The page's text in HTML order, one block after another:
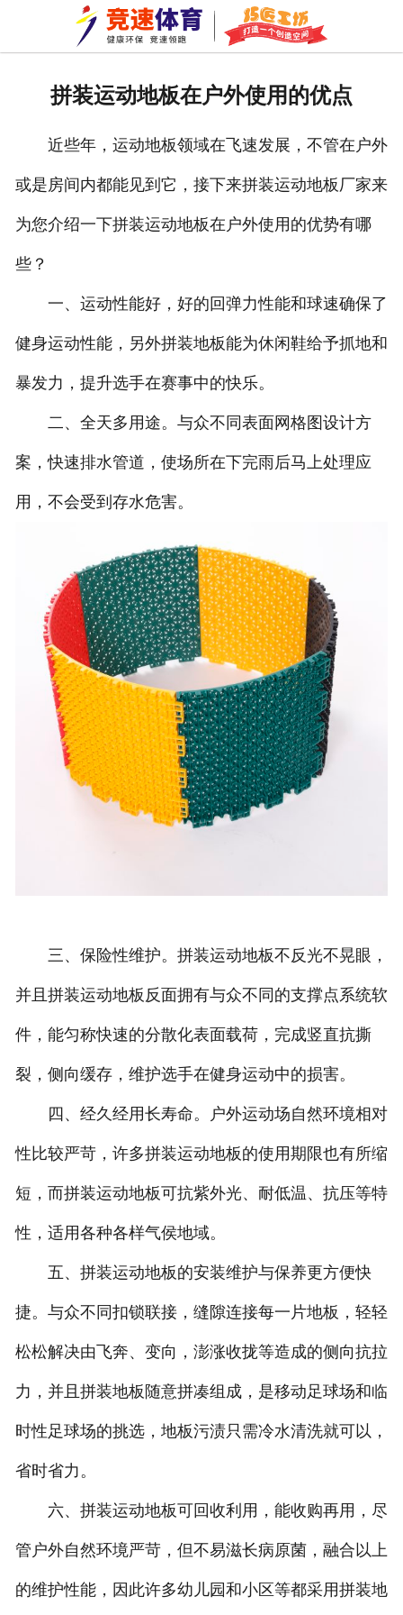
网站首页
资质荣誉
公司环境
车间一角
团队风采
拼装运动地板在户外使用的优点
近些年，运动地板领域在飞速发展，不管在户外
或是房间内都能见到它，接下来拼装运动地板厂家来
为您介绍一下拼装运动地板在户外使用的优势有哪
些？
一、运动性能好，好的回弹力性能和球速确保了
健身运动性能，另外拼装地板能为休闲鞋给予抓地和
暴发力，提升选手在赛事中的快乐。
二、全天多用途。与众不同表面网格图设计方
案，快速排水管道，使场所在下完雨后马上处理应
用，不会受到存水危害。
三、保险性维护。拼装运动地板不反光不晃眼，
并且拼装运动地板反面拥有与众不同的支撑点系统软
件，能匀称快速的分散化表面载荷，完成竖直抗撕
裂，侧向缓存，维护选手在健身运动中的损害。
四、经久经用长寿命。户外运动场自然环境相对
性比较严苛，许多拼装运动地板的使用期限也有所缩
短，而拼装运动地板可抗紫外光、耐低温、抗压等特
性，适用各种各样气侯地域。
五、拼装运动地板的安装维护与保养更方便快
捷。与众不同扣锁联接，缝隙连接每一片地板，轻轻
松松解决由飞奔、变向，澎涨收拢等造成的侧向抗拉
力，并且拼装地板随意拼凑组成，是移动足球场和临
时性足球场的挑选，地板污渍只需冷水清洗就可以，
省时省力。
六、拼装运动地板可回收利用，能收购再用，尽
管户外自然环境严苛，但不易滋长病原菌，融合以上
的维护性能，因此许多幼儿园和小区等都采用拼装地